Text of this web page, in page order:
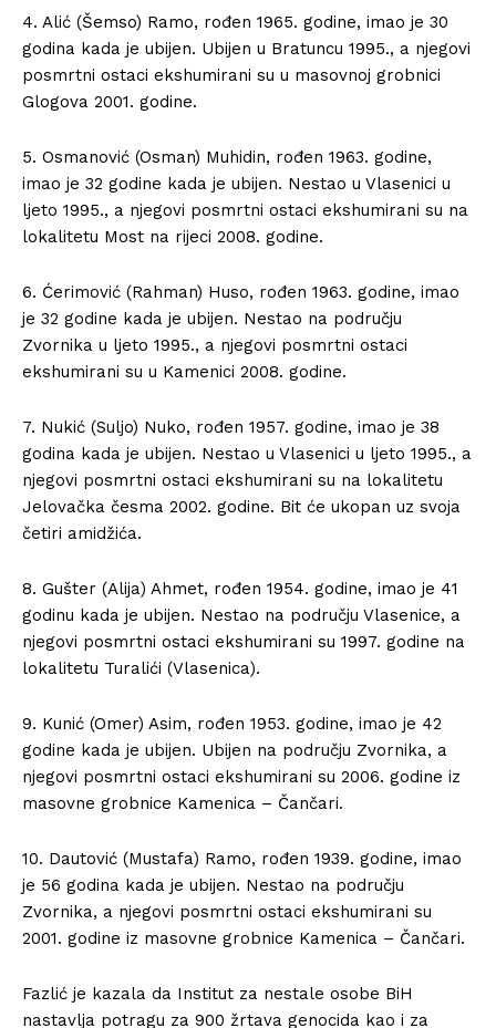
4. Alić (Šemso) Ramo, rođen 1965. godine, imao je 30
godina kada je ubijen. Ubijen u Bratuncu 1995., a njegovi
posmrtni ostaci ekshumirani su u masovnoj grobnici
Glogova 2001. godine.
5. Osmanović (Osman) Muhidin, rođen 1963. godine,
imao je 32 godine kada je ubijen. Nestao u Vlasenici u
ljeto 1995., a njegovi posmrtni ostaci ekshumirani su na
lokalitetu Most na rijeci 2008. godine.
6. Ćerimović (Rahman) Huso, rođen 1963. godine, imao
je 32 godine kada je ubijen. Nestao na području
Zvornika u ljeto 1995., a njegovi posmrtni ostaci
ekshumirani su u Kamenici 2008. godine.
7. Nukić (Suljo) Nuko, rođen 1957. godine, imao je 38
godina kada je ubijen. Nestao u Vlasenici u ljeto 1995., a
njegovi posmrtni ostaci ekshumirani su na lokalitetu
Jelovačka česma 2002. godine. Bit će ukopan uz svoja
četiri amidžića.
8. Gušter (Alija) Ahmet, rođen 1954. godine, imao je 41
godinu kada je ubijen. Nestao na području Vlasenice, a
njegovi posmrtni ostaci ekshumirani su 1997. godine na
lokalitetu Turalići (Vlasenica).
9. Kunić (Omer) Asim, rođen 1953. godine, imao je 42
godine kada je ubijen. Ubijen na području Zvornika, a
njegovi posmrtni ostaci ekshumirani su 2006. godine iz
masovne grobnice Kamenica – Čančari.
10. Dautović (Mustafa) Ramo, rođen 1939. godine, imao
je 56 godina kada je ubijen. Nestao na području
Zvornika, a njegovi posmrtni ostaci ekshumirani su
2001. godine iz masovne grobnice Kamenica – Čančari.
Fazlić je kazala da Institut za nestale osobe BiH
nastavlja potragu za 900 žrtava genocida kao i za